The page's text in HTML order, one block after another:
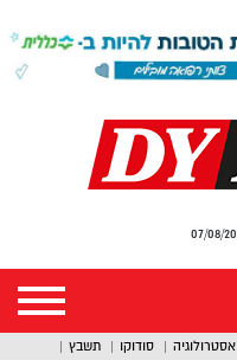
אסטרולוגיה סודוקו תשבץ